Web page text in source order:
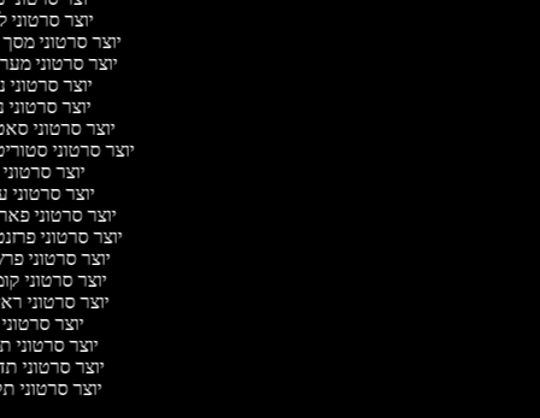
יוצר סרטוני
יוצר סרטוני
יוצר סרטוני
יוצר
יוצר סרטוני
יוצר סרטוני
יוצר סרטוני
יוצר
יוצר סרטוני
יוצר סרטוני
יוצר סרטוני
יוצר סרטוני
יוצר סרטוני
יוצר סרטוני
יוצר
יוצר סרטוני
יוצר סרטוני
יוצר סרטוני